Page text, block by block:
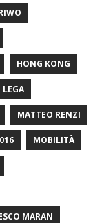
HONG KONG
LEGA
MATTEO RENZI
MOBILITÀ
MARAN